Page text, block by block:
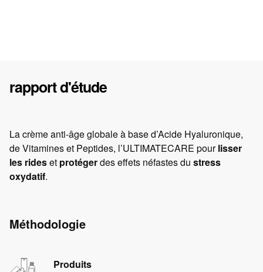
rapport d'étude
La crème anti-âge globale à base d’Acide Hyaluronique,
de Vitamines et Peptides, l’ULTIMATECARE pourlisser
les rideset protégerdes effets néfastes du stress
oxydatif.
Méthodologie
Produits